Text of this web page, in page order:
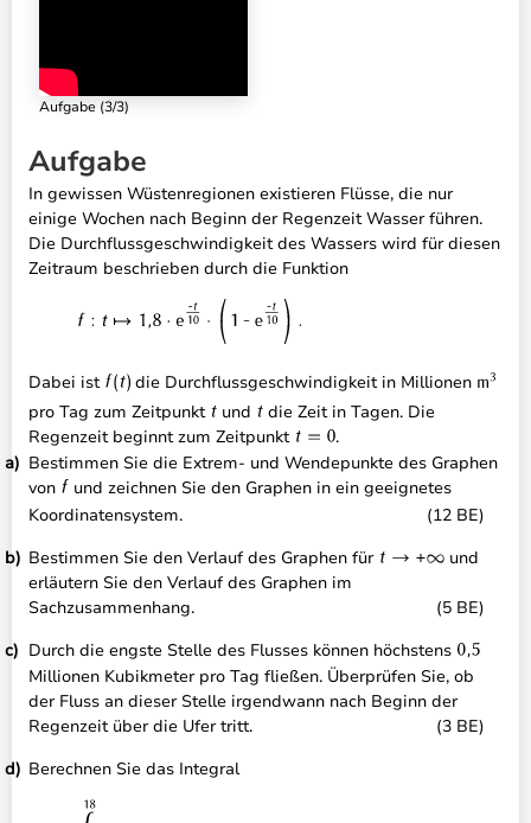
Aufgabe (3/3)
Aufgabe
In gewissen Wüstenregionen existieren Flüsse, die nur
einige Wochen nach Beginn der Regenzeit Wasser führen.
Die Durchflussgeschwindigkeit des Wassers wird für diesen
Zeitraum beschrieben durch die Funktion
Dabei ist
die Durchflussgeschwindigkeit in Millionen
pro Tag zum Zeitpunkt
und
die Zeit in Tagen. Die
Regenzeit beginnt zum Zeitpunkt
.
Bestimmen Sie die Extrem- und Wendepunkte des Graphen
von
und zeichnen Sie den Graphen in ein geeignetes
Koordinatensystem.
(12 BE)
Bestimmen Sie den Verlauf des Graphen für
und
erläutern Sie den Verlauf des Graphen im
Sachzusammenhang.
(5 BE)
Durch die engste Stelle des Flusses können höchstens
Millionen Kubikmeter pro Tag fließen. Überprüfen Sie, ob
der Fluss an dieser Stelle irgendwann nach Beginn der
Regenzeit über die Ufer tritt.
(3 BE)
Berechnen Sie das Integral